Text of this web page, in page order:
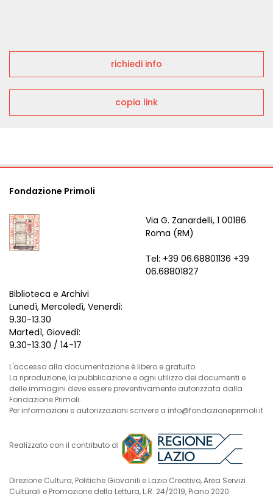
richiedi info
copia link
Fondazione Primoli
Via G. Zanardelli, 1 00186
Roma (RM)
Tel: +39 06.68801136 +39
06.68801827
Biblioteca e Archivi
Lunedì, Mercoledì, Venerdì:
9.30-13.30
Martedì, Giovedì:
9.30-13.30 / 14-17
L'accesso alla documentazione è libero e gratuito.
La riproduzione, la pubblicazione e ogni utilizzo dei documenti e
delle immagini deve essere preventivamente autorizzata dalla
Fondazione Primoli.
Per informazioni e autorizzazioni scrivere a info@fondazioneprimoli.it
Realizzato con il contributo di
Direzione Cultura, Politiche Giovanili e Lazio Creativo, Area Servizi
Culturali e Promozione della Lettura, L.R. 24/2019, Piano 2020